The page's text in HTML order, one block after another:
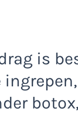
is
ingrepen,
botox,